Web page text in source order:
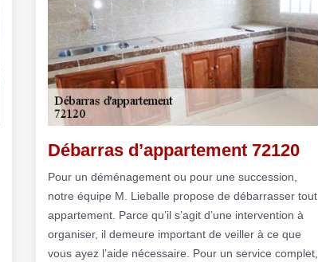
Débarras d’appartement 72120
Pour un déménagement ou pour une succession,
notre équipe M. Lieballe propose de débarrasser tout
appartement. Parce qu’il s’agit d’une intervention à
organiser, il demeure important de veiller à ce que
vous ayez l’aide nécessaire. Pour un service complet,